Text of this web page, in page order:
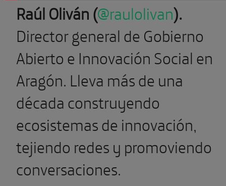
Raúl Oliván (@raulolivan).
Director general de Gobierno
Abierto e Innovación Social en
Aragón. Lleva más de una
década construyendo
ecosistemas de innovación,
tejiendo redes y promoviendo
conversaciones.